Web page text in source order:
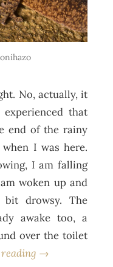
No, actually, it
that
end of the rainy
I was here.
I am falling
woken up and
drowsy. The
awake too, a
over the toilet
reading →